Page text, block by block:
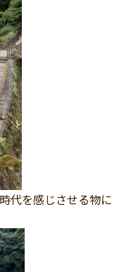
代を感じさせる物に